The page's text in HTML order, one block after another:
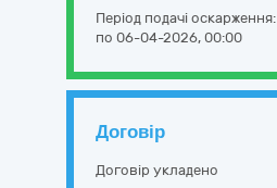
Період подачі оскарження:
по 06-04-2026, 00:00
Договір
Договір укладено